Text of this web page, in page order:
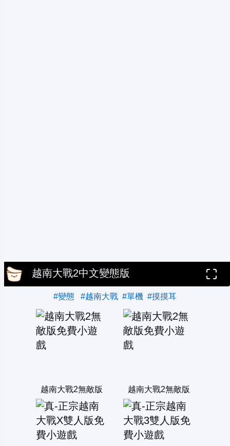
越南大戰2中文變態版
#變態 #越南大戰 #單機 #摸摸耳
越南大戰2無敵版 越南大戰2無敵版